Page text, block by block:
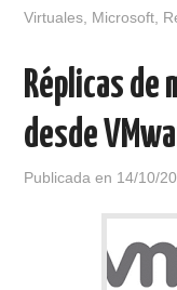
Virtuales Microsoft
Réplicas
desde
Publicada en 14/10/